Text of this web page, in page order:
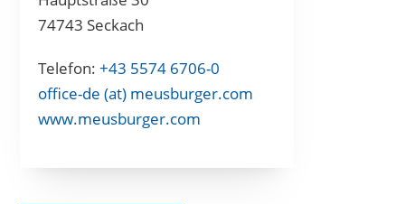
74743 Seckach
Telefon:+43 5574 6706-0
office-de (at) meusburger.com
www.meusburger.com